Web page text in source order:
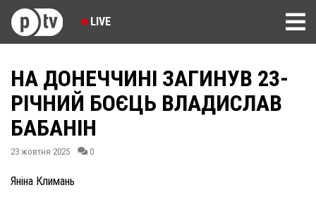
LIVE
НА ДОНЕЧЧИНІ ЗАГИНУВ 23-
РІЧНИЙ БОЄЦЬ ВЛАДИСЛАВ
БАБАНІН
23 жовтня 2025 0
Яніна Климань